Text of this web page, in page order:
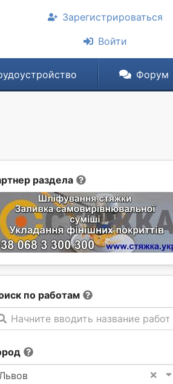
Зарегистрироваться
Войти
Форум
раздела
по работам
Начните вводить название работы
×